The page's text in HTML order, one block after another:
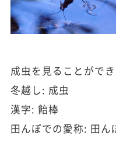
成虫を見ることがで
冬越し: 成虫
漢字: 飴棒
田んぼでの愛称: 田ん